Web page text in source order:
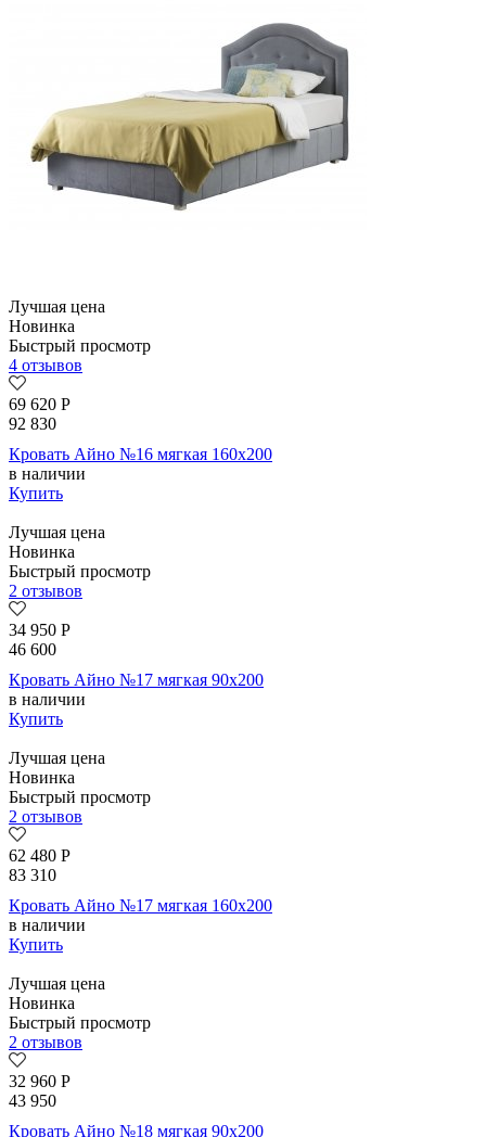
Лучшая цена
Новинка
Быстрый просмотр
4 отзывов
69 620 Р
92 830
Кровать Айно №16 мягкая 160х200
в наличии
Купить
Лучшая цена
Новинка
Быстрый просмотр
2 отзывов
34 950 Р
46 600
Кровать Айно №17 мягкая 90х200
в наличии
Купить
Лучшая цена
Новинка
Быстрый просмотр
2 отзывов
62 480 Р
83 310
Кровать Айно №17 мягкая 160х200
в наличии
Купить
Лучшая цена
Новинка
Быстрый просмотр
2 отзывов
32 960 Р
43 950
Кровать Айно №18 мягкая 90х200